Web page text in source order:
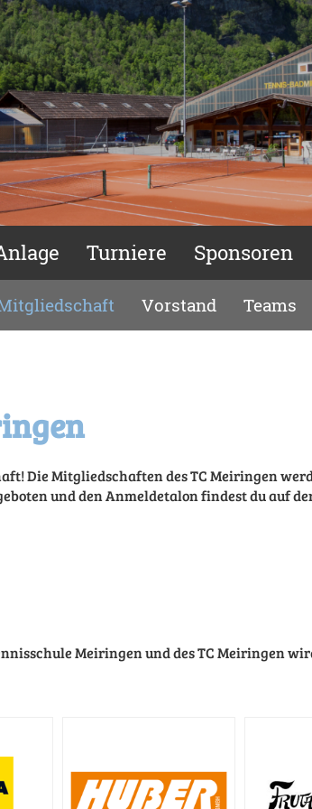
Turniere Sponsoren
Vorstand Teams
Die Mitgliedschaften des TC Meiringen
und den Anmeldetalon findest du auf
Meiringen und des TC Meiringen